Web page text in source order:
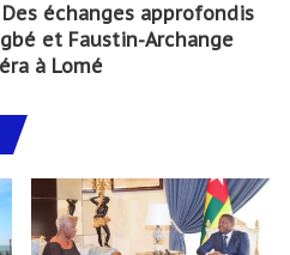
échanges approfondis
et Faustin-Archange
à Lomé